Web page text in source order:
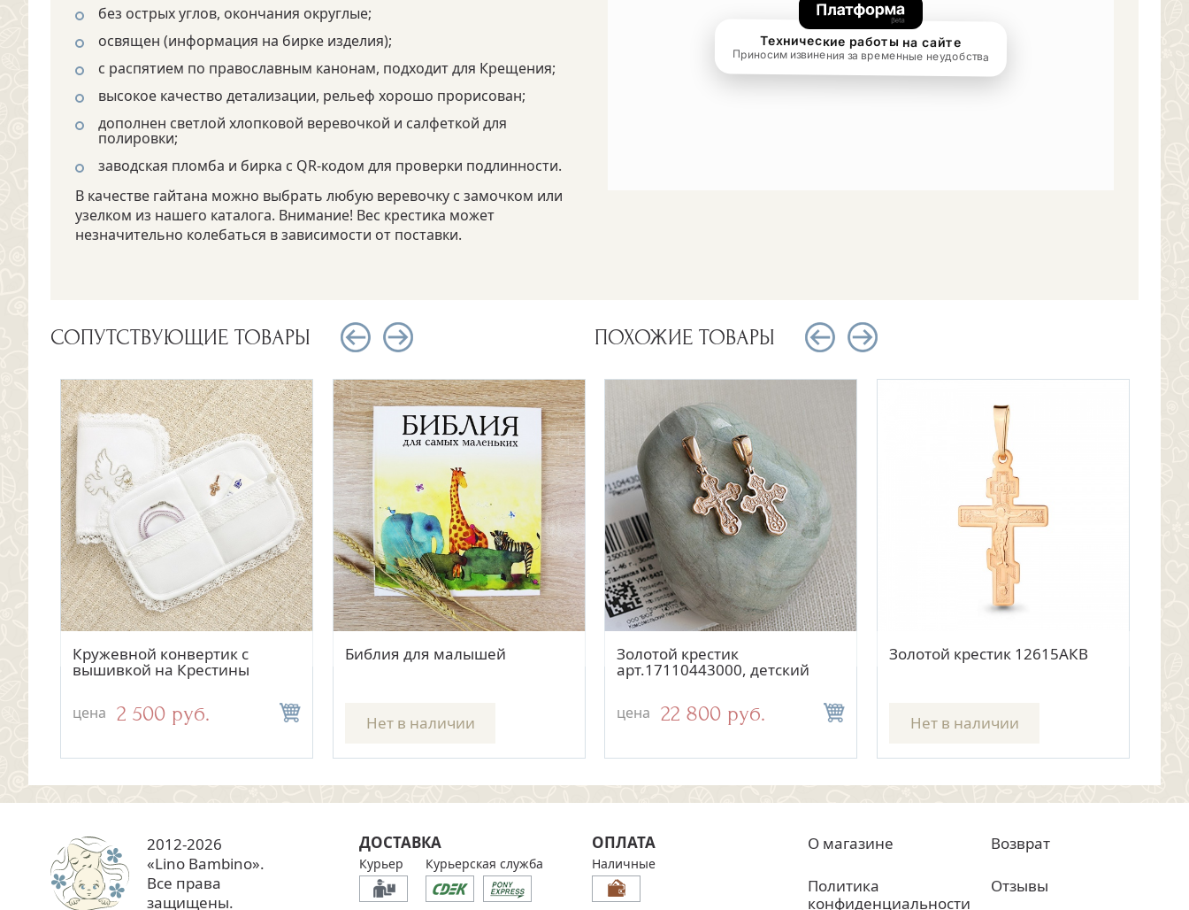
без острых углов, окончания округлые;
освящен (информация на бирке изделия);
с распятием по православным канонам, подходит для Крещения;
высокое качество детализации, рельеф хорошо прорисован;
дополнен светлой хлопковой веревочкой и салфеткой для
полировки;
заводская пломба и бирка с QR-кодом для проверки подлинности.
В качестве гайтана можно выбрать любую веревочку с замочком или
узелком из нашего каталога. Внимание! Вес крестика может
незначительно колебаться в зависимости от поставки.
СОПУТСТВУЮЩИЕ ТОВАРЫ
Быстрый просмотр
Кружевной конвертик с
вышивкой на Крестины
цена 2 500 руб.
Быстрый просмотр
Библия для малышей
Нет в наличии
Быстрый просмотр
Гайтан "Лаванда", замок-
купола
цена 800 руб.
Быстрый просмотр
Кружевной конвертик с
вышивкой на Крестины
ПОХОЖИЕ ТОВАРЫ
Быстрый просмотр
Золотой крестик 14949АКВ
цена 16 800 руб.
Быстрый просмотр
Золотой крестик 14583АКВ Быстрый просмотр
Золотой крестик
арт.17110443000, детский
цена 22 800 руб.
Быстрый просмотр
Золотой крестик 12615АКВ
Нет в наличии
2012-2026
«Lino Bambino».
Все права
защищены.
ДОСТАВКА
Курьер Курьерская служба
ОПЛАТА
Наличные
О магазине Возврат
Политика
конфиденциальности
Отзывы